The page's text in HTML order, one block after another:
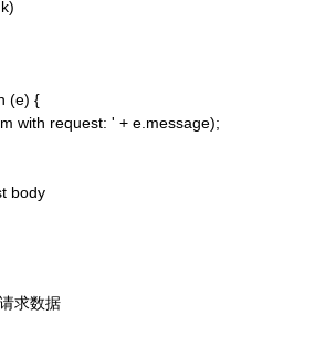
(e) {
with request: ' + e.message);
body
求数据